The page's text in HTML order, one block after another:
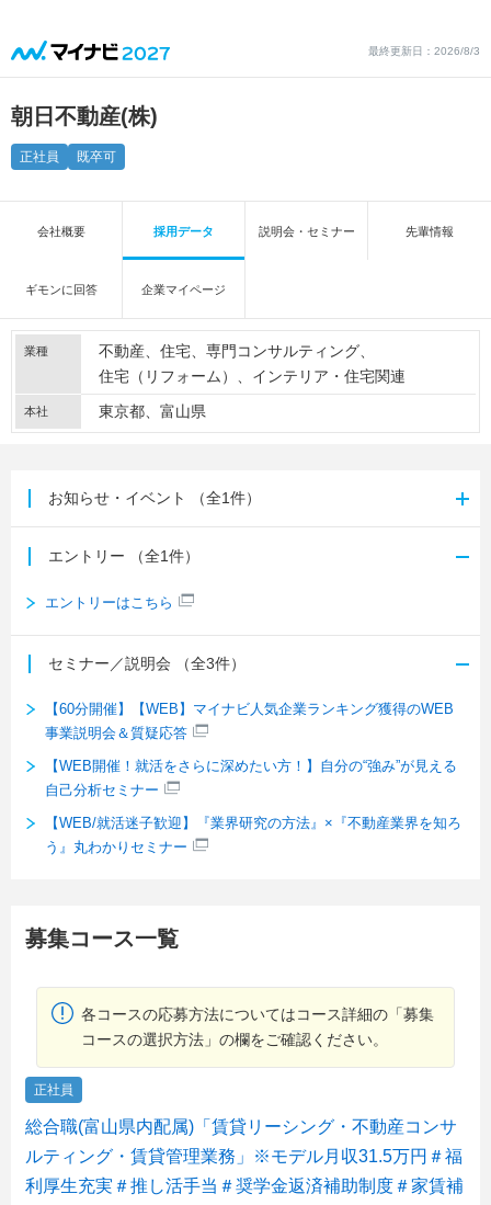
最終更新日：2026/8/3
朝日不動産(株)
正社員 既卒可
会社概要 採用データ 説明会・セミナー 先輩情報
ギモンに回答 企業マイページ
業種 不動産 住宅
専門コンサルティング
住宅（リフォーム）
インテリア・住宅関連
本社 東京都、富山県
お知らせ・イベント （全1件）
エントリー （全1件）
エントリーはこちら
セミナー／説明会 （全3件）
【60分開催】【WEB】マイナビ人気企業ランキング獲得のWEB
事業説明会＆質疑応答
【WEB開催！就活をさらに深めたい方！】自分の“強み”が見える
自己分析セミナー
【WEB/就活迷子歓迎】『業界研究の方法』×『不動産業界を知ろ
う』丸わかりセミナー
募集コース一覧
各コースの応募方法についてはコース詳細の「募集
コースの選択方法」の欄をご確認ください。
正社員
総合職(富山県内配属)「賃貸リーシング・不動産コンサ
ルティング・賃貸管理業務」※モデル月収31.5万円＃福
利厚生充実＃推し活手当＃奨学金返済補助制度＃家賃補